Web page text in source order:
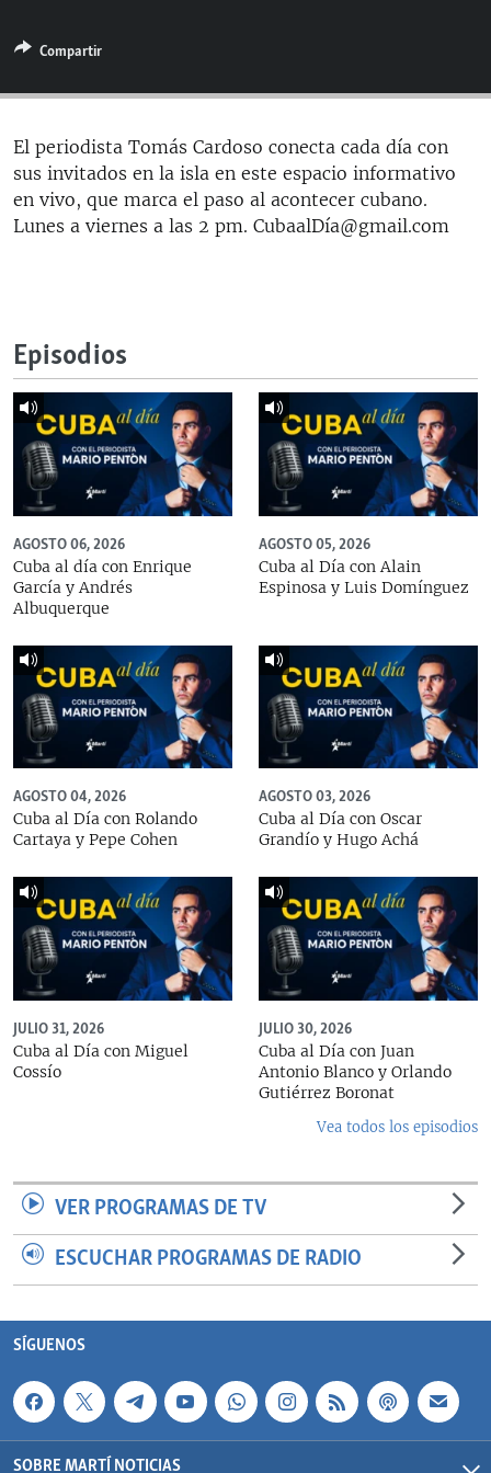
ESPECIALES
ESPECIALES
LA REALIDAD DE LA VIVIENDA EN CUBA
SER VIEJO EN CUBA
KENTU-CUBANO
MULTIMEDIA
EDITORIALES
SÍGUENOS
Compartir
El periodista Tomás Cardoso conecta cada día con
sus invitados en la isla en este espacio informativo
en vivo, que marca el paso al acontecer cubano.
Lunes a viernes a las 2 pm. CubaalDía@gmail.com
Episodios
AGOSTO 06, 2026
Cuba al día con Enrique
García y Andrés
Albuquerque
AGOSTO 05, 2026
Cuba al Día con Alain
Espinosa y Luis Domínguez
AGOSTO 04, 2026
Cuba al Día con Rolando
Cartaya y Pepe Cohen
AGOSTO 03, 2026
Cuba al Día con Oscar
Grandío y Hugo Achá
JULIO 31, 2026
Cuba al Día con Miguel
Cossío
JULIO 30, 2026
Cuba al Día con Juan
Antonio Blanco y Orlando
Gutiérrez Boronat
Vea todos los episodios
VER PROGRAMAS DE TV
ESCUCHAR PROGRAMAS DE RADIO
SÍGUENOS
SOBRE MARTÍ NOTICIAS